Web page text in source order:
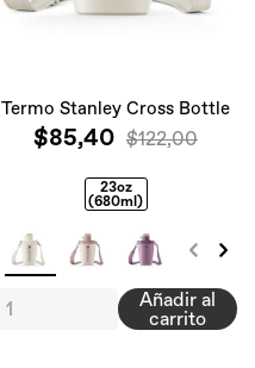
Termo Stanley Cross Bottle
$85,40 $122,00
23oz
(680ml)
Añadir al
carrito